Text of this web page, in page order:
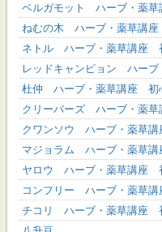
ベルガモット ハーブ・薬
ねむの木 ハーブ・薬草講
ネトル ハーブ・薬草講座
レッドキャンピョン ハー
杜仲 ハーブ・薬草講座 初
クリーバーズ ハーブ・薬
クワンソウ ハーブ・薬草
マジョラム ハーブ・薬草
ヤロウ ハーブ・薬草講座
コンフリー ハーブ・薬草
チコリ ハーブ・薬草講座